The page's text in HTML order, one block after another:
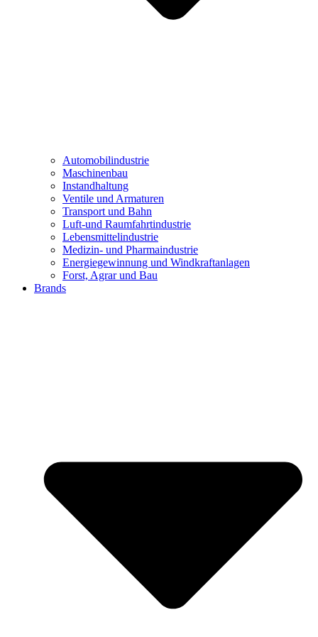
Automobilindustrie
Maschinenbau
Instandhaltung
Ventile und Armaturen
Transport und Bahn
Luft-und Raumfahrtindustrie
Lebensmittelindustrie
Medizin- und Pharmaindustrie
Energiegewinnung und Windkraftanlagen
Forst, Agrar und Bau
Brands